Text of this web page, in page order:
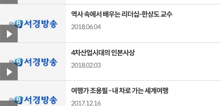
역사 속에서 배우는 리더십-한상도 교수
2018.06.04
4차산업시대의 인본사상
2018.02.03
여행가 조용필 - 내 차로 가는 세계여행
2017.12.16